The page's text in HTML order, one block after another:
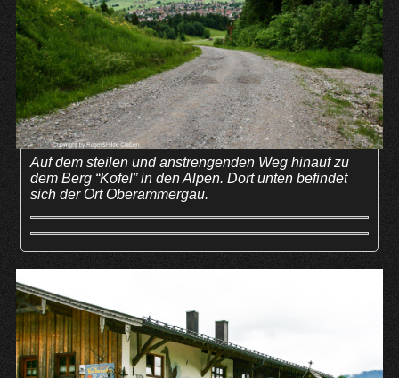
Auf dem steilen und anstrengenden Weg hinauf zu
dem Berg “Kofel” in den Alpen. Dort unten befindet
sich der Ort Oberammergau.